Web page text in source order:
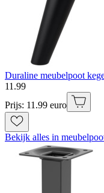
Duraline meubelpoot
11 .99
Prijs: 11.99 euro
Bekijk alles in